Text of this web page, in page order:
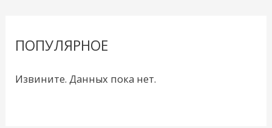
ПОПУЛЯРНОЕ
Извините. Данных пока нет.